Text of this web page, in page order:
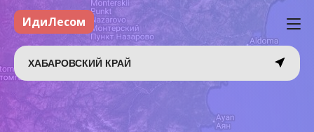
ИдиЛесом
ХАБАРОВСКИЙ КРАЙ